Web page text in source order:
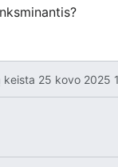
keista 25 kovo 2025